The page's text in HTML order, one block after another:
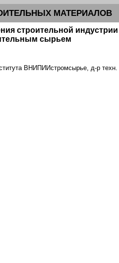
МАТЕРИАЛОВ
строительной
сырьем
ВНИПИИстромсырье, д-р техн.